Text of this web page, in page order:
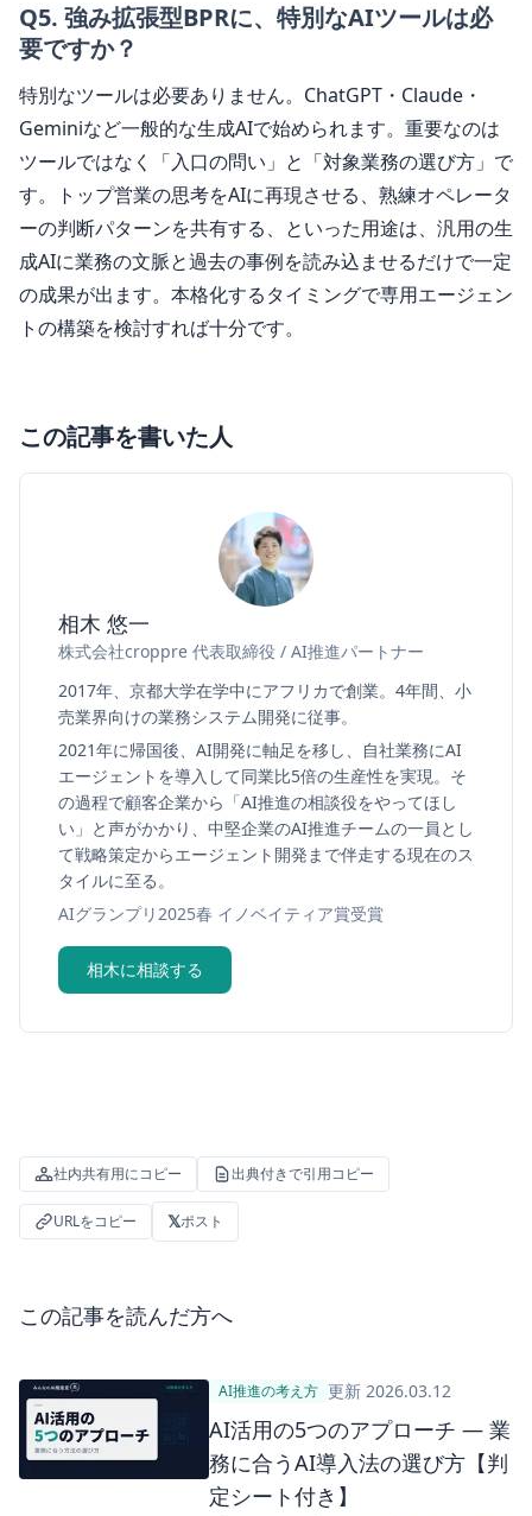
Q5. 強み拡張型BPRに、特別なAIツールは必
要ですか？
特別なツールは必要ありません。ChatGPT・Claude・
Geminiなど一般的な生成AIで始められます。重要なのは
ツールではなく「入口の問い」と「対象業務の選び方」で
す。トップ営業の思考をAIに再現させる、熟練オペレータ
ーの判断パターンを共有する、といった用途は、汎用の生
成AIに業務の文脈と過去の事例を読み込ませるだけで一定
の成果が出ます。本格化するタイミングで専用エージェン
トの構築を検討すれば十分です。
この記事を書いた人
相木 悠一
株式会社croppre 代表取締役 / AI推進パートナー
2017年、京都大学在学中にアフリカで創業。4年間、小
売業界向けの業務システム開発に従事。
2021年に帰国後、AI開発に軸足を移し、自社業務にAI
エージェントを導入して同業比5倍の生産性を実現。そ
の過程で顧客企業から「AI推進の相談役をやってほし
い」と声がかかり、中堅企業のAI推進チームの一員とし
て戦略策定からエージェント開発まで伴走する現在のス
タイルに至る。
AIグランプリ2025春 イノベイティア賞受賞
相木に相談する
社内共有用にコピー 出典付きで引用コピー
URLをコピー 𝕏ポスト
この記事を読んだ方へ
AI推進の考え方 更新 2026.03.12
AI活用の5つのアプローチ ― 業
務に合うAI導入法の選び方【判
定シート付き】